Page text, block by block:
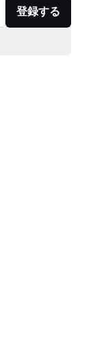
登録する